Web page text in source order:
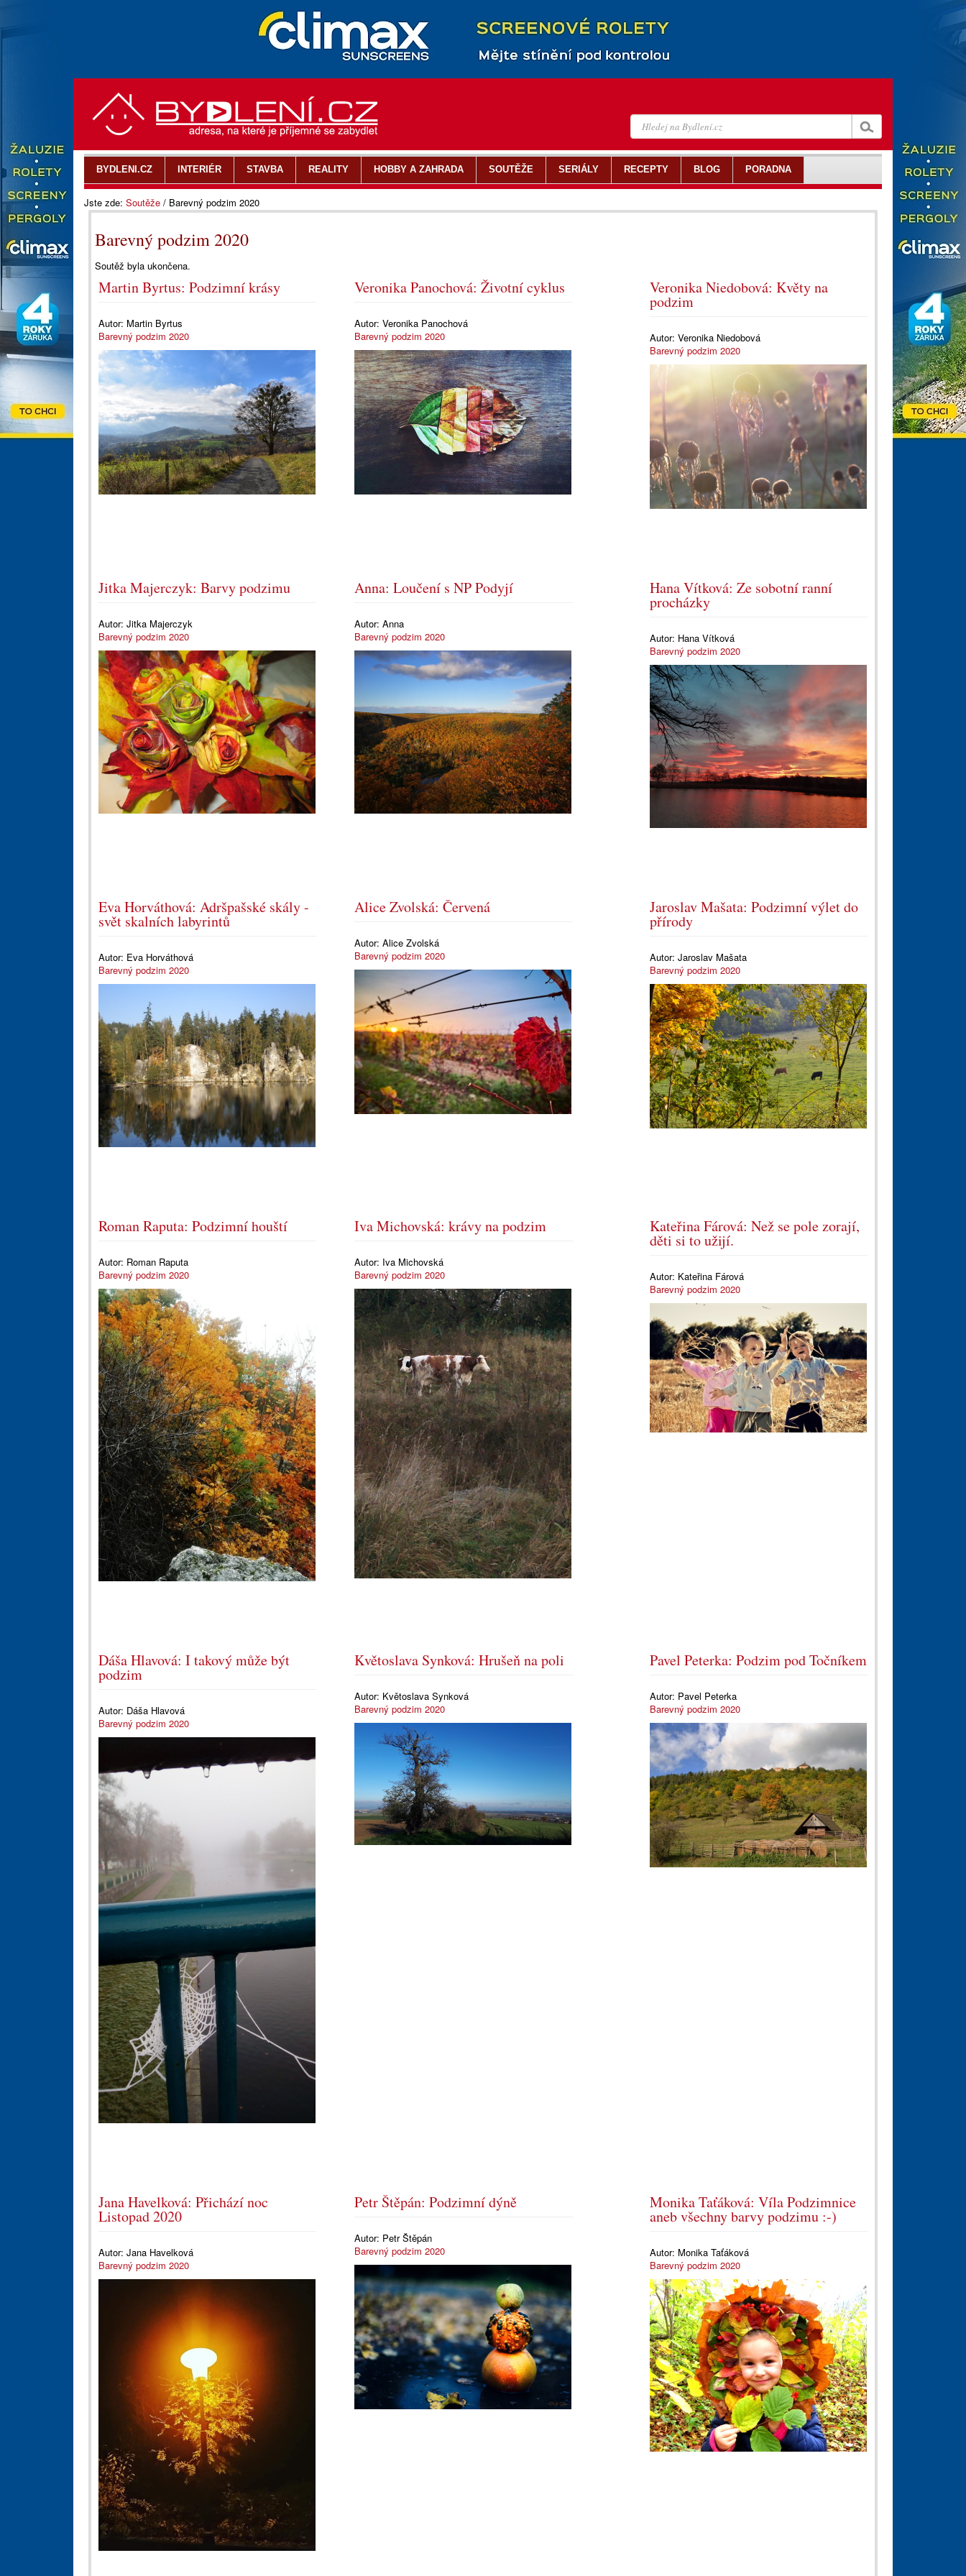
Jste zde: Soutěže / Barevný podzim 2020
Barevný podzim 2020
Soutěž byla ukončena.
Martin Byrtus: Podzimní krásy
Autor: Martin Byrtus
Barevný podzim 2020
Veronika Panochová: Životní cyklus
Autor:Veronika Panochová
Barevný podzim 2020
Veronika Niedobová: Květy na
podzim
Autor: Veronika Niedobová
Barevný podzim 2020
Jitka Majerczyk: Barvy podzimu
Autor: Jitka Majerczyk
Barevný podzim 2020
Anna: Loučení s NP Podyjí
Autor:Anna
Barevný podzim 2020
Hana Vítková: Ze sobotní ranní
procházky
Autor: Hana Vítková
Barevný podzim 2020
Eva Horváthová: Adršpašské skály -
svět skalních labyrintů
Autor: Eva Horváthová
Barevný podzim 2020
Alice Zvolská: Červená
Autor:Alice Zvolská
Barevný podzim 2020
Jaroslav Mašata: Podzimní výlet do
přírody
Autor: Jaroslav Mašata
Barevný podzim 2020
Roman Raputa: Podzimní houští
Autor: Roman Raputa
Barevný podzim 2020
Iva Michovská: krávy na podzim
Autor: Iva Michovská
Barevný podzim 2020
Kateřina Fárová: Než se pole zorají,
děti si to užijí.
Autor: Kateřina Fárová
Barevný podzim 2020
Dáša Hlavová: I takový může být
podzim
Autor: Dáša Hlavová
Barevný podzim 2020
Květoslava Synková: Hrušeň na poli
Autor: Květoslava Synková
Barevný podzim 2020
Pavel Peterka: Podzim pod Točníkem
Autor: Pavel Peterka
Barevný podzim 2020
Jana Havelková: Přichází noc
Listopad 2020
Autor: Jana Havelková
Barevný podzim 2020
Petr Štěpán: Podzimní dýně
Autor: Petr Štěpán
Barevný podzim 2020
Monika Taťáková: Víla Podzimnice
aneb všechny barvy podzimu :-)
Autor: Monika Taťáková
Barevný podzim 2020
BYDLENI.CZ INTERIÉR STAVBA REALITY HOBBY A ZAHRADA SOUTĚŽE SERIÁLY RECEPTY BLOG PORADNA